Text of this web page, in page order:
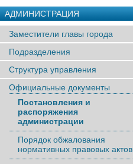
АДМИНИСТРАЦИЯ
Заместители главы города
Подразделения
Структура управления
Официальные документы
Постановления и
распоряжения
администрации
Порядок обжалования
нормативных правовых актов